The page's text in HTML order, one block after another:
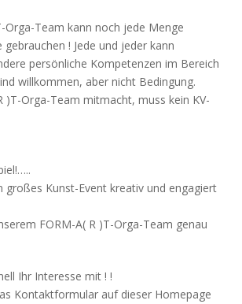
Orga-Team kann noch jede Menge
! Jede und jeder kann
persönliche Kompetenzen im Bereich
willkommen, aber nicht Bedingung.
)T-Orga-Team mitmacht, muss kein KV-
großes Kunst-Event kreativ und engagiert
FORM-A( R )T-Orga-Team genau
Ihr Interesse mit ! !
Kontaktformular auf dieser Homepage